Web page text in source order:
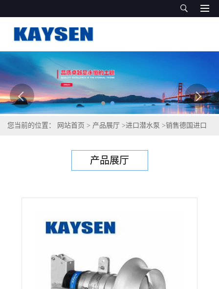
您当前的位置： 网站首页 > 产品展厅 >进口潜水泵 >销售德国进口
产品展厅